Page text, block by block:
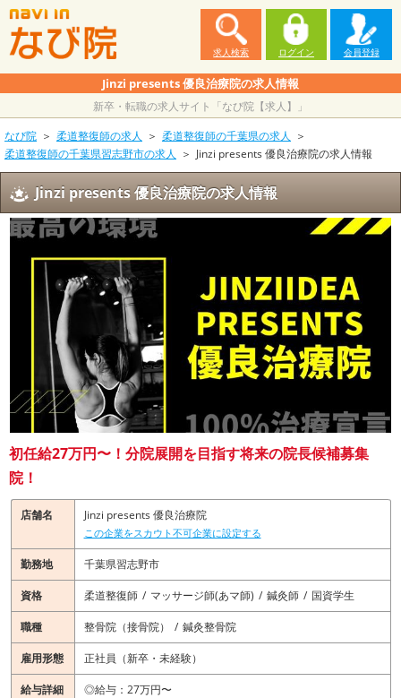
求人検索 ログイン 会員登録
Jinzi presents 優良治療院の求人情報
新卒・転職の求人サイト「なび院【求人】」
なび院
柔道整復師の求人
柔道整復師の千葉県の求人
柔道整復師の千葉県習志野市の求人
Jinzi presents 優良治療院の求人情報
Jinzi presents 優良治療院の求人情報
初任給27万円〜！分院展開を目指す将来の院長候補募集
院！
店舗名 Jinzi presents 優良治療院
この企業をスカウト不可企業に設定する
勤務地 千葉県習志野市
資格 柔道整復師 マッサージ師(あマ師) 鍼灸師 国資学生
職種 整骨院（接骨院） 鍼灸整骨院
雇用形態 正社員（新卒・未経験）
給与詳細
◎給与：27万円〜